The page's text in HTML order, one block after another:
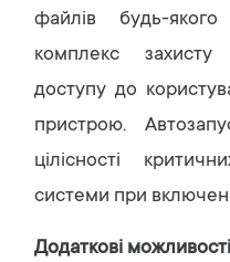
файлів будь-якого
комплекс захисту
доступу до
пристрою.
цілісності
системи при
Додаткові можливості